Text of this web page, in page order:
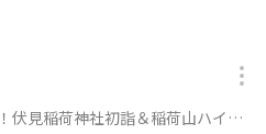
稲荷神社初詣＆稲荷山ハイキング🎵に参加